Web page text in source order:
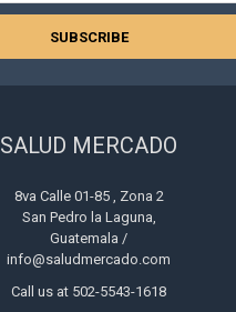
SALUD MERCADO
8va Calle 01-85 , Zona 2
San Pedro la Laguna,
Guatemala /
info@saludmercado.com
Call us at 502-5543-1618